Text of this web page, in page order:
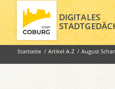
DIGITALES
Startseite / Artikel A-Z / August